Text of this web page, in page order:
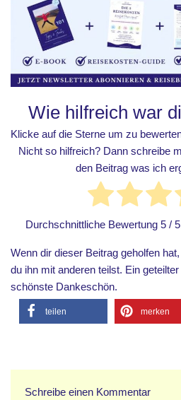
Wie hilfreich war
Klicke auf die Sterne um zu
Nicht so hilfreich? Dann schreibe
den Beitrag was ich
Durchschnittliche Bewertung 5/
Wenn dir dieser Beitrag geholfen
du ihn mit anderen teilst. Ein
schönste Dankeschön.
teilen merken
Schreibe einen Kommentar